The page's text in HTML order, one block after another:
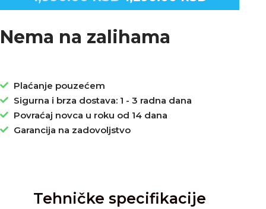
Nema na zalihama
Plaćanje pouzećem
Sigurna i brza dostava: 1 - 3 radna dana
Povraćaj novca u roku od 14 dana
Garancija na zadovoljstvo
Tehničke specifikacije